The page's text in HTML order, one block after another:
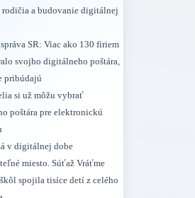
rodičia a budovanie digitálnej
SR: Viac ako 130 firiem
svojho digitálneho poštára,
pribúdajú
si už môžu vybrať
poštára pre elektronickú
v digitálnej dobe
miesto. Súťaž Vráťme
spojila tisíce detí z celého